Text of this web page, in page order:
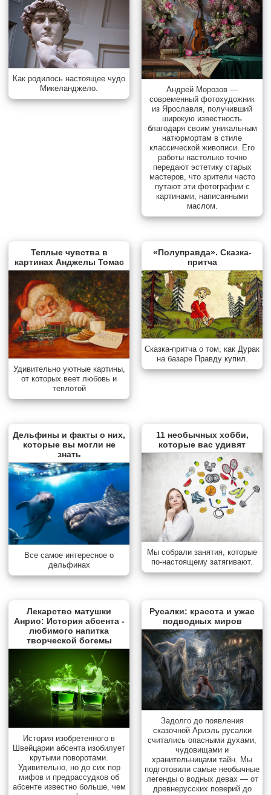
Как родилось настоящее чудо
Микеланджело.
Андрей Морозов —
современный фотохудожник
из Ярославля, получивший
широкую известность
благодаря своим уникальным
натюрмортам в стиле
классической живописи. Его
работы настолько точно
передают эстетику старых
мастеров, что зрители часто
путают эти фотографии с
картинами, написанными
маслом.
Теплые чувства в
картинах Анджелы Томас
Удивительно уютные картины,
от которых веет любовь и
теплотой
«Полуправда». Сказка-
притча
Сказка-притча о том, как Дурак
на базаре Правду купил.
Дельфины и факты о них,
которые вы могли не
знать
Все самое интересное о
дельфинах
11 необычных хобби,
которые вас удивят
Мы собрали занятия, которые
по-настоящему затягивают.
Лекарство матушки
Анрио: История абсента -
любимого напитка
творческой богемы
История изобретенного в
Швейцарии абсента изобилует
крутыми поворотами.
Удивительно, но до сих пор
мифов и предрассудков об
абсенте известно больше, чем
Русалки: красота и ужас
подводных миров
Задолго до появления
сказочной Ариэль русалки
считались опасными духами,
чудовищами и
хранительницами тайн. Мы
подготовили самые необычные
легенды о водных девах — от
древнерусских поверий до